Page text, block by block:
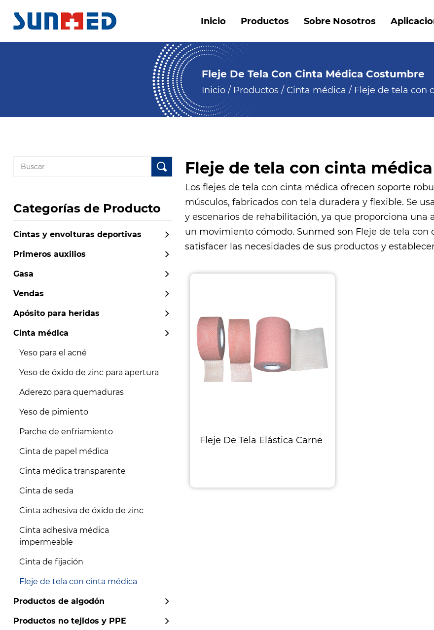
Inicio Productos Sobre Nosotros
Fleje De Tela Con Cinta Médica Costumbre
Inicio/ Productos/ Cinta médica / Fleje de tela con
Categorías de Producto
Cintas y envolturas deportivas
Primeros auxilios
Gasa
Vendas
Apósito para heridas
Cinta médica
Yeso para el acné
Yeso de óxido de zinc para apertura
Aderezo para quemaduras
Yeso de pimiento
Parche de enfriamiento
Cinta de papel médica
Cinta médica transparente
Cinta de seda
Cinta adhesiva de óxido de zinc
Cinta adhesiva médica
impermeable
Cinta de fijación
Fleje de tela con cinta médica
Productos de algodón
Productos no tejidos y PPE
Fleje de tela con cinta médica
Los flejes de tela con cinta médica ofrecen soporte
músculos, fabricados con tela duradera y flexible. Se
y escenarios de rehabilitación, ya que proporciona
un movimiento cómodo. Sunmed son Fleje de tela con
satisfacer las necesidades de sus productos y
Fleje De Tela Elástica Carne